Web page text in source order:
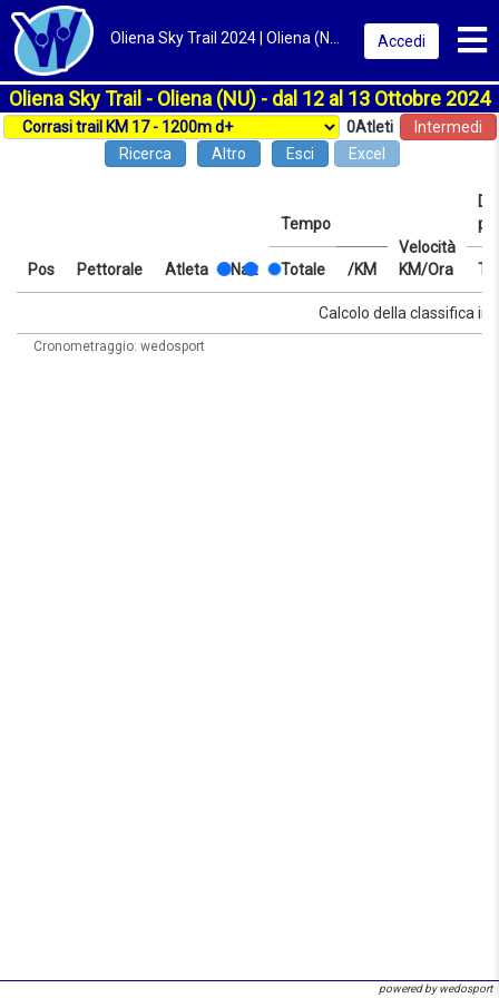
Accedi
Oliena Sky Trail - Oliena (NU) - dal 12 al 13 Ottobre 2024
0Atleti
Intermedi
Ricerca
Altro Esci Excel
Pos Pettorale Atleta Naz
Tempo
Velocità
KM/Ora
Totale /KM
Tempo
Velocità
Totale /KM
Calcolo della classifica in
Cronometraggio: wedosport
powered by wedosport